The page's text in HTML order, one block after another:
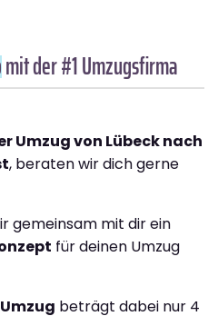
mit der #1 Umzugsfirma
Umzug von Lübeck nach
, beraten wir dich gerne
gemeinsam mit dir ein
für deinen Umzug
beträgt dabei nur 4